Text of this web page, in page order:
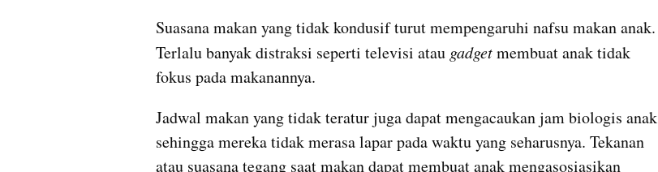
Suasana makan yang tidak kondusif turut mempengaruhi nafsu makan anak.
Terlalu banyak distraksi seperti televisi atau gadget membuat anak tidak
fokus pada makanannya.
Jadwal makan yang tidak teratur juga dapat mengacaukan jam biologis anak
sehingga mereka tidak merasa lapar pada waktu yang seharusnya. Tekanan
atau suasana tegang saat makan dapat membuat anak mengasosiasikan